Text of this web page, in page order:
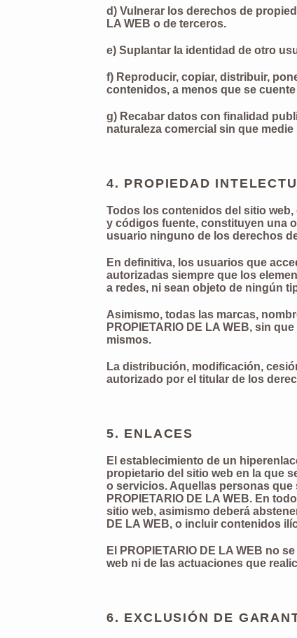
d) Vulnerar los derechos de
LA WEB o de terceros.
e) Suplantar la identidad de otro
f) Reproducir, copiar, distribuir,
contenidos, a menos que se
g) Recabar datos con finalidad
naturaleza comercial sin que
4. PROPIEDAD
Todos los contenidos del sitio
y códigos fuente, constituyen una
usuario ninguno de los derechos
En definitiva, los usuarios que
autorizadas siempre que los
a redes, ni sean objeto de ningún
Asimismo, todas las marcas,
PROPIETARIO DE LA WEB, sin
mismos.
La distribución, modificación,
autorizado por el titular de los
5. ENLACES
El establecimiento de un
propietario del sitio web en la que
o servicios. Aquellas personas
PROPIETARIO DE LA WEB. En
sitio web, asimismo deberá
DE LA WEB, o incluir contenidos
El PROPIETARIO DE LA WEB no
web ni de las actuaciones que
6. EXCLUSIÓN DE